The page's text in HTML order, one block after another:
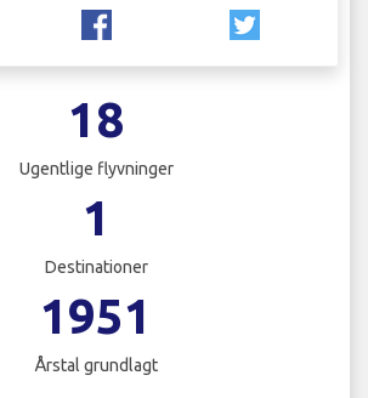
18
Ugentlige flyvninger
1
Destinationer
1951
Årstal grundlagt